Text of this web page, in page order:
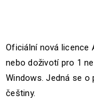
Oficiální nová licence
nebo doživotí pro 1
Windows. Jedná se
češtiny.